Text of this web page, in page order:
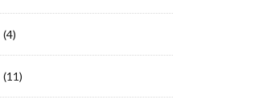
(4)
(11)